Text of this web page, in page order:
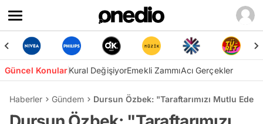
Güncel KonularKural DeğişiyorEmekli ZammıAcı Gerçekler
Haberler Gündem Dursun Özbek: "Taraftarımızı Mutlu